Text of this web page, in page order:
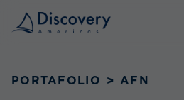
PORTAFOLIO > AFN